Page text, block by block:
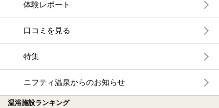
体験レポート
口コミを見る
特集
ニフティ温泉からのお知らせ
温浴施設ランキング